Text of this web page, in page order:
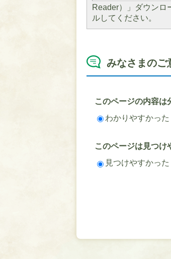
Reader）」ダウンロ
ルしてください。
みなさまのご
このページの内容は
わかりやすかった
このページは見つけ
見つけやすかった